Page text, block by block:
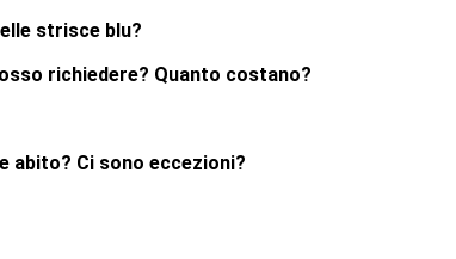
strisce blu?
richiedere? Quanto costano?
abito? Ci sono eccezioni?